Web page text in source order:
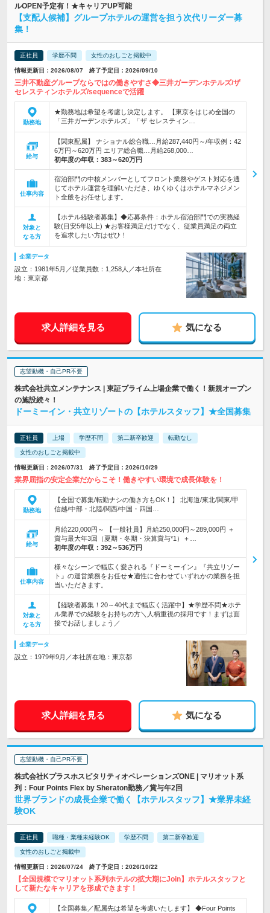
ルOPEN予定有！★キャリアUP可能
【支配人候補】グループホテルの運営を担う次代リーダー募
集！
正社員 学歴不問 女性のおしごと掲載中
情報更新日：2026/08/07 終了予定日：2026/09/10
三井不動産グループならではの働きやすさ◆三井ガーデンホテルズ/ザ
セレスティンホテルズ/sequenceで活躍
勤務地
★勤務地は希望を考慮し決定します。 【東京をはじめ全国の
「三井ガーデンホテルズ」「ザ セレスティン…
給与
【関東配属】 ナショナル総合職…月給287,440円～/年収例：42
6万円～620万円 エリア総合職…月給268,000…
初年度の年収： 383～620万円
仕事内容
宿泊部門の中核メンバーとしてフロント業務やゲスト対応を通
じてホテル運営を理解いただき、ゆくゆくはホテルマネジメン
ト全般をお任せします。
対象と
なる方
【ホテル経験者募集】◆応募条件：ホテル宿泊部門での実務経
験(目安5年以上) ★お客様満足だけでなく、従業員満足の両立
を追求したい方はぜひ！
企業データ
設立：1981年5月／従業員数：1,258人／本社所在
地：東京都
求人詳細を見る 気になる
志望動機・自己PR不要
株式会社共立メンテナンス | 東証プライム上場企業で働く！新規オープン
の施設続々！
ドーミーイン・共立リゾートの【ホテルスタッフ】★全国募集
正社員 上場 学歴不問 第二新卒歓迎 転勤なし
女性のおしごと掲載中
情報更新日：2026/07/31 終了予定日：2026/10/29
業界屈指の安定企業だからこそ！働きやすい環境で成長体験を！
勤務地
【全国で募集/転勤ナシの働き方もOK！】 北海道/東北/関東/甲
信越/中部・北陸/関西/中国・四国…
給与
月給220,000円～ 【一般社員】月給250,000円～289,000円 ＋
賞与最大年3回（夏期・冬期・決算賞与*1）＋…
初年度の年収： 392～536万円
仕事内容
様々なシーンで幅広く愛される『ドーミーイン』『共立リゾー
ト』の運営業務をお任せ★適性に合わせていずれかの業務を担
当いただきます。
対象と
なる方
【経験者募集！20～40代まで幅広く活躍中】★学歴不問★ホテ
ル業界での経験をお持ちの方＼人柄重視の採用です！まずは面
接でお話しましょう／
企業データ
設立：1979年9月／本社所在地：東京都
求人詳細を見る 気になる
志望動機・自己PR不要
株式会社KプラスホスピタリティオペレーションズONE | マリオット系
列：Four Points Flex by Sheraton勤務／賞与年2回
世界ブランドの成長企業で働く【ホテルスタッフ】★業界未経
験OK
正社員 職種・業種未経験OK 学歴不問 第二新卒歓迎
女性のおしごと掲載中
情報更新日：2026/07/24 終了予定日：2026/10/22
【全国規模でマリオット系列ホテルの拡大期にJoin】ホテルスタッフと
して新たなキャリアを形成できます！
【全国募集／配属先は希望を考慮いたします】 ◆Four Points